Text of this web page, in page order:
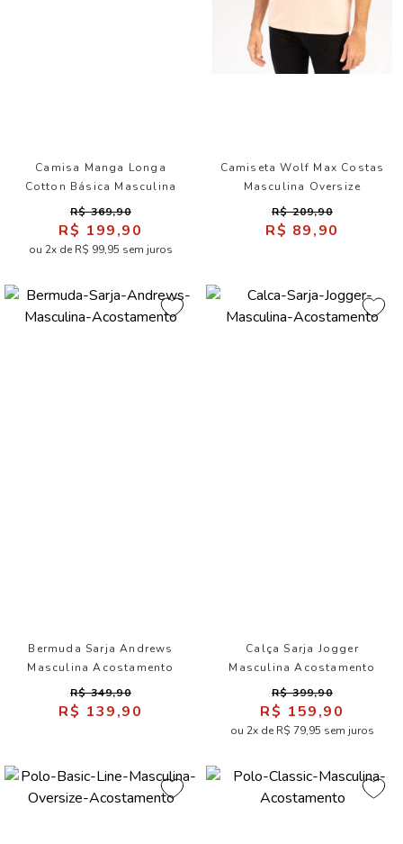
Camisa Manga Longa
Cotton Básica Masculina
Acostamento
R$ 369,90
R$ 199,90
ou 2x de R$ 99,95 sem juros
Camiseta Wolf Max Costas
Masculina Oversize
Acostamento
R$ 209,90
R$ 89,90
Bermuda Sarja Andrews
Masculina Acostamento
R$ 349,90
R$ 139,90
Calça Sarja Jogger
Masculina Acostamento
R$ 399,90
R$ 159,90
ou 2x de R$ 79,95 sem juros